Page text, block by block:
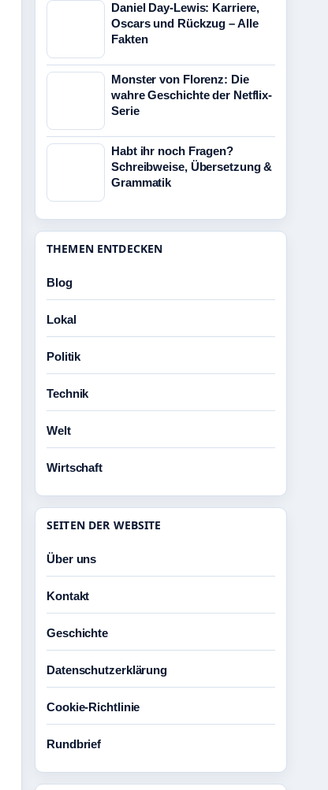
Daniel Day-Lewis: Karriere,
Oscars und Rückzug – Alle
Fakten
Monster von Florenz: Die
wahre Geschichte der Netflix-
Serie
Habt ihr noch Fragen?
Schreibweise, Übersetzung &
Grammatik
THEMEN ENTDECKEN
Blog
Lokal
Politik
Technik
Welt
Wirtschaft
SEITEN DER WEBSITE
Über uns
Kontakt
Geschichte
Datenschutzerklärung
Cookie-Richtlinie
Rundbrief